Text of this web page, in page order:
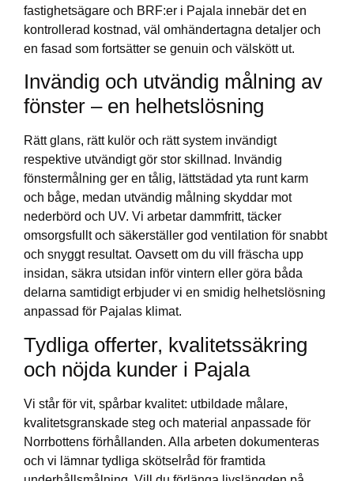
fastighetsägare och BRF:er i Pajala innebär det en
kontrollerad kostnad, väl omhändertagna detaljer och
en fasad som fortsätter se genuin och välskött ut.
Invändig och utvändig målning av
fönster – en helhetslösning
Rätt glans, rätt kulör och rätt system invändigt
respektive utvändigt gör stor skillnad. Invändig
fönstermålning ger en tålig, lättstädad yta runt karm
och båge, medan utvändig målning skyddar mot
nederbörd och UV. Vi arbetar dammfritt, täcker
omsorgsfullt och säkerställer god ventilation för snabbt
och snyggt resultat. Oavsett om du vill fräscha upp
insidan, säkra utsidan inför vintern eller göra båda
delarna samtidigt erbjuder vi en smidig helhetslösning
anpassad för Pajalas klimat.
Tydliga offerter, kvalitetssäkring
och nöjda kunder i Pajala
Vi står för vit, spårbar kvalitet: utbildade målare,
kvalitetsgranskade steg och material anpassade för
Norrbottens förhållanden. Alla arbeten dokumenteras
och vi lämnar tydliga skötselråd för framtida